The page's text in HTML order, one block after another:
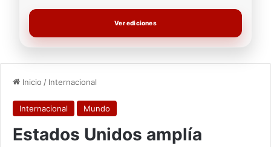
Ver ediciones
Inicio / Internacional
Internacional Mundo
Estados Unidos amplía